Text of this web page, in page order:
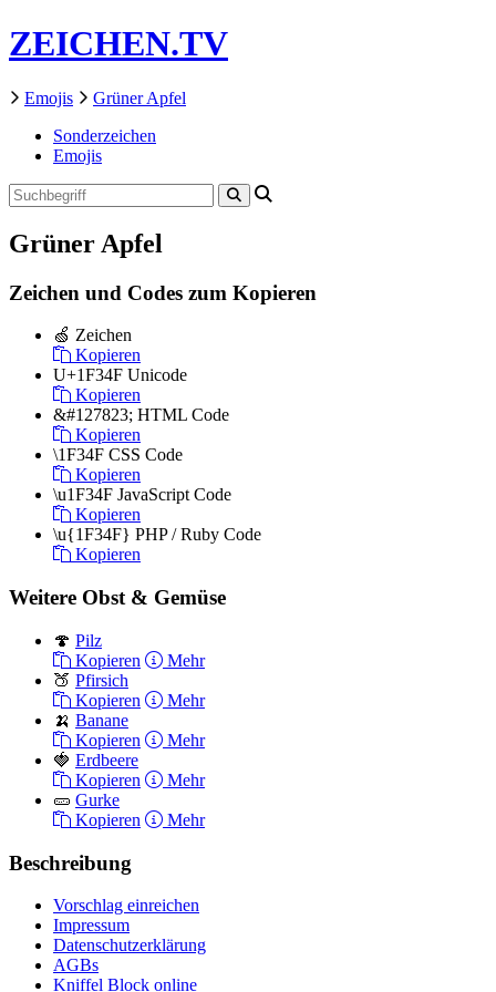
ZEICHEN.TV
Emojis
Grüner Apfel
Sonderzeichen
Emojis
Grüner Apfel
Zeichen und Codes zum Kopieren
🍏 Zeichen
Kopieren
U+1F34F Unicode
Kopieren
&#127823; HTML Code
Kopieren
\1F34F CSS Code
Kopieren
\u1F34F JavaScript Code
Kopieren
\u{1F34F} PHP / Ruby Code
Kopieren
Weitere Obst & Gemüse
🍄 Pilz
Kopieren
Mehr
🍑 Pfirsich
Kopieren
Mehr
🍌 Banane
Kopieren
Mehr
🍓 Erdbeere
Kopieren
Mehr
🥒 Gurke
Kopieren
Mehr
Beschreibung
Vorschlag einreichen
Impressum
Datenschutzerklärung
AGBs
Kniffel Block online